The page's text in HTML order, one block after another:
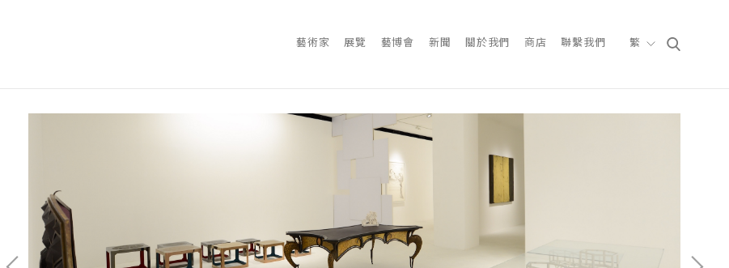
藝術家 展覽 藝博會 新聞 關於我們 商店 聯繫我們 繁